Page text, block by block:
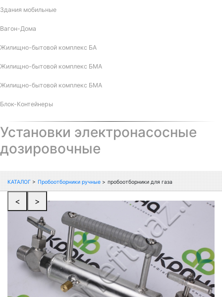
Здания мобильные
Вагон-Дома
Жилищно-бытовой комплекс БА
Жилищно-бытовой комплекс БМА
Жилищно-бытовой комплекс БМА
Блок-Контейнеры
Установки электронасосные
дозировочные
КАТАЛОГ > Пробоотборники ручные > пробоотборники для газа
< >